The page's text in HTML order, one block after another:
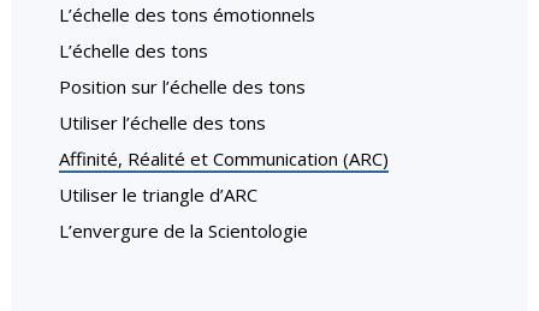
L’échelle des tons émotionnels
L’échelle des tons
Position sur l’échelle des tons
Utiliser l’échelle des tons
Affinité, Réalité et Communication (ARC)
Utiliser le triangle d’ARC
L’envergure de la Scientologie